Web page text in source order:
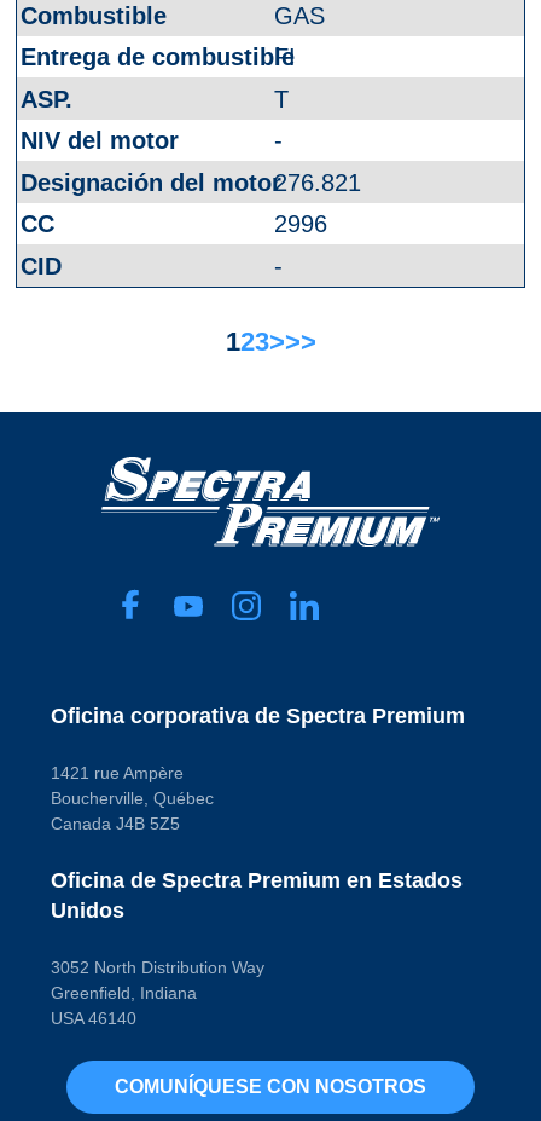
GAS
FI
T
-
276.821
2996
-
123>>>
Oficina corporativa de Spectra Premium
1421 rue Ampère
Boucherville, Québec
Canada J4B 5Z5
Oficina de Spectra Premium en Estados
Unidos
3052 North Distribution Way
Greenfield, Indiana
USA 46140
COMUNÍQUESE CON NOSOTROS